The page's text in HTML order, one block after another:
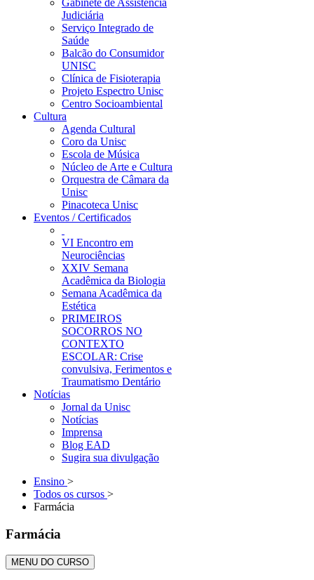
Gabinete de Assistência
Judiciária
Serviço Integrado de
Saúde
Balcão do Consumidor
UNISC
Clínica de Fisioterapia
Projeto Espectro Unisc
Centro Socioambiental
Cultura
Agenda Cultural
Coro da Unisc
Escola de Música
Núcleo de Arte e Cultura
Orquestra de Câmara da
Unisc
Pinacoteca Unisc
Eventos / Certificados
VI Encontro em
Neurociências
XXIV Semana
Acadêmica da Biologia
Semana Acadêmica da
Estética
PRIMEIROS
SOCORROS NO
CONTEXTO
ESCOLAR: Crise
convulsiva, Ferimentos e
Traumatismo Dentário
Notícias
Jornal da Unisc
Notícias
Imprensa
Blog EAD
Sugira sua divulgação
Ensino >
Todos os cursos >
Farmácia
Farmácia
MENU DO CURSO